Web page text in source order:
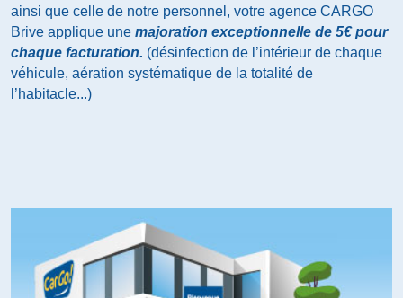
ainsi que celle de notre personnel, votre agence CARGO
Brive applique une majoration exceptionnelle de 5€ pour
chaque facturation. (désinfection de l’intérieur de chaque
véhicule, aération systématique de la totalité de
l’habitacle...)